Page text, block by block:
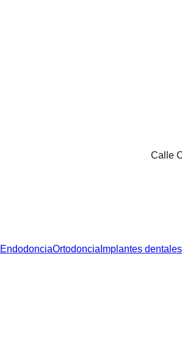
Calle
EndodonciaOrtodoncia Implantes dentales